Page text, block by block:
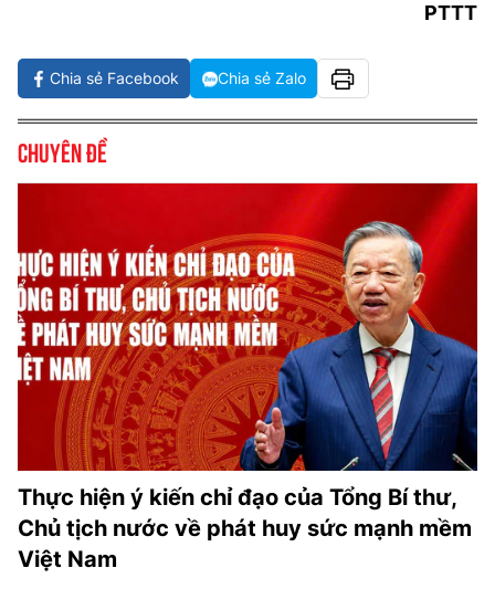
PTTT
Chia sẻ Facebook Chia sẻ Zalo
Chuyên đề
Thực hiện ý kiến chỉ đạo của Tổng Bí thư,
Chủ tịch nước về phát huy sức mạnh mềm
Việt Nam